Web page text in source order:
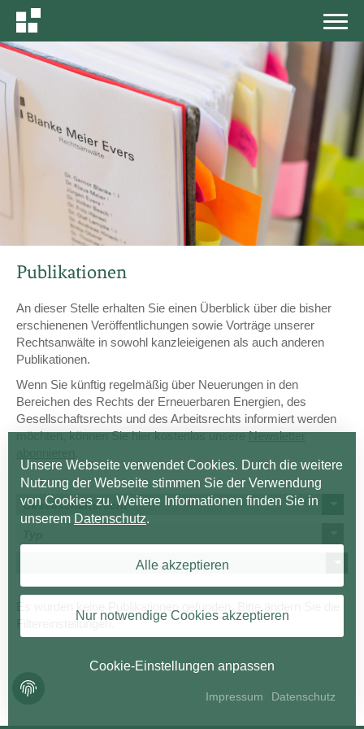
Publikationen
An dieser Stelle erhalten Sie einen Überblick über die bisher
erschienenen Veröffentlichungen sowie Vorträge unserer
Rechtsanwälte in sowohl kanzleieigenen als auch anderen
Publikationen.
Wenn Sie künftig regelmäßig über Neuerungen in den
Bereichen des Rechts der Erneuerbaren Energien, des
Gesellschaftsrechts und des Arbeitsrechts informiert werden
möchten, können Sie hier kostenlos unsereNewsletter
Gesellschaftsrecht
Filtereinstellungen.
Unsere Webseite verwendet Cookies. Durch die weitere
Nutzung der Webseite stimmen Sie der Verwendung
von Cookies zu. Weitere Informationen finden Sie in
unserem Datenschutz.
Alle akzeptieren
Nur notwendige Cookies akzeptieren
Cookie-Einstellungen anpassen
Impressum Datenschutz